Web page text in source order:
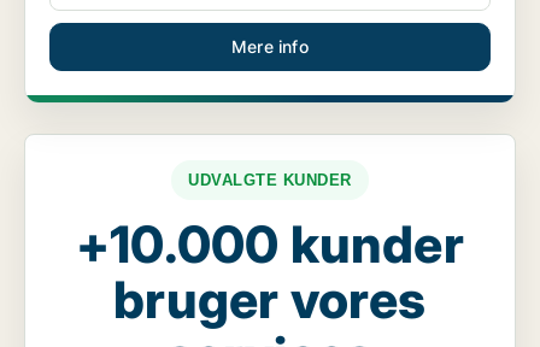
Mere info
UDVALGTE KUNDER
+10.000 kunder
bruger vores